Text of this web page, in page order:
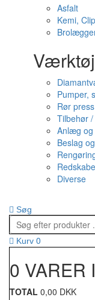
Asfalt
Kemi,
Pumper,
Rør
Tilbehør
Anlæg og
Beslag
Diverse
Søg
Kurv 0
0 VARER
TOTAL 0,00 DKK